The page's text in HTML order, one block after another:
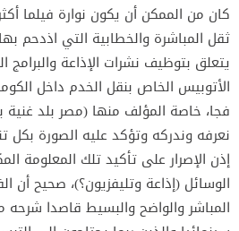
كان من الممكن أن يكون نوارة فيلما
ثقل المباشرة والخطابية التي اذدحم
يتعلق بتوظيف نشرات الإذاعة
الأتوبيس الخاص بنقل الخدم داخل
فجا، خاصة المؤلف منها (مصر بلد
نعرفه وندركه وتؤكد عليه الصورة بكل
إذن الإصرار على تأكيد تلك المعلومة
الوسائل (إذاعة وتليفزيون؟)، صحيح أن
المباشر والواضح والبسيط قاصدا شرحه